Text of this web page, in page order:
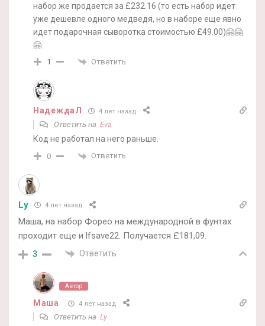
набор же продается за £232.16 (то есть набор идет
уже дешевле одного медведя, но в наборе еще явно
идет подарочная сыворотка стоимостью £49.00)🤗🤗
🤗
1 Ответить
НадеждаЛ 4 лет назад
Ответить на Eva
Код не работал на него раньше.
0 Ответить
Ly 4 лет назад
Маша, на набор Форео на международной в фунтах
проходит еще и lfsave22. Получается £181,09.
3 Ответить
Автор
Маша 4 лет назад
Ответить на Ly